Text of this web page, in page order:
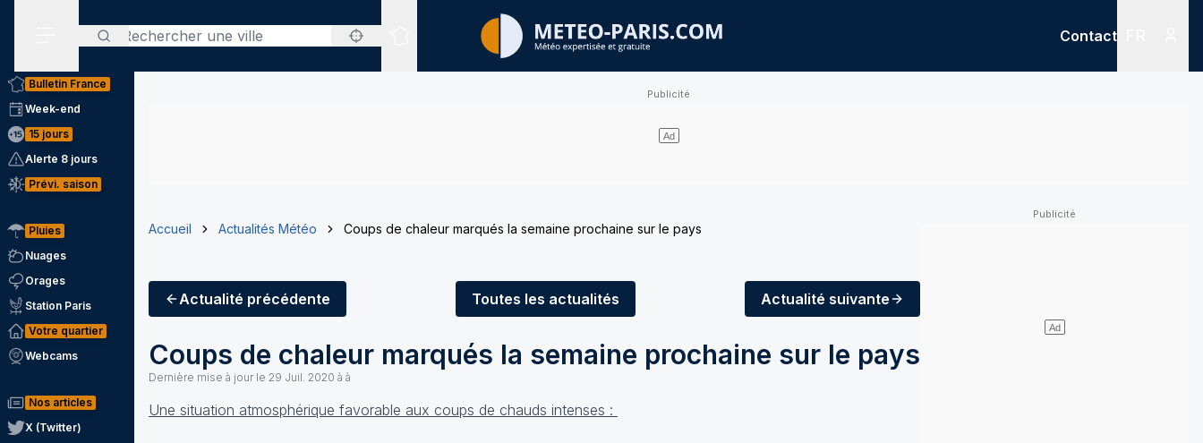
Rechercher
Sites expertisés
Contact
Bulletin France
Week-end
15 jours
Alerte 8 jours
Prévi. saison
Pluies
Nuages
Orages
Station Paris
Votre quartier
Webcams
Nos articles
X (Twitter)
Accueil Actualités Météo Coups de chaleur marqués la semaine prochaine sur le pays
Actualité précédente Toutes les actualités Actualité suivante
Coups de chaleur marqués la semaine prochaine sur le pays
Dernière mise à jour le 29 Juil. 2020 à à
Une situation atmosphérique favorable aux coups de chauds intenses :